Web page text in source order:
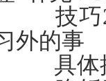
技巧2
外的事
具体